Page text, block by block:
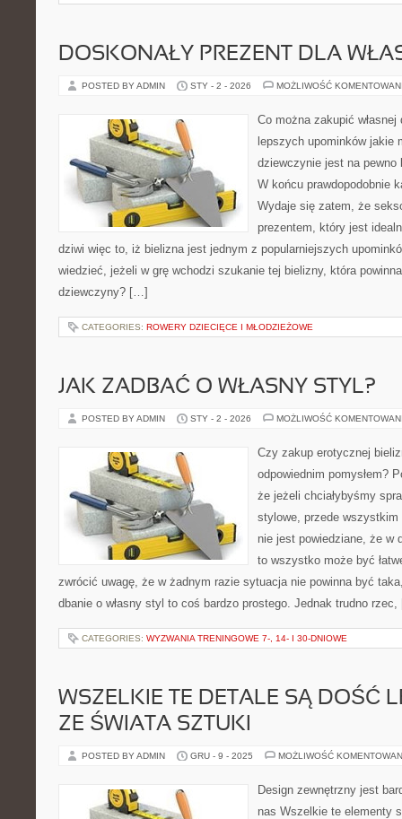
DOSKONAŁY PREZENT DLA
POSTED BY ADMIN STY - 2 - 2026 MOŻLIWOŚĆ
Co można zakupić
lepszych upominków jakie
dziewczynie jest na
W końcu prawdopodobnie
Wydaje się zatem, że
prezentem, który jest
dziwi więc to, iż bielizna jest jednym z popularniejszych
wiedzieć, jeżeli w grę wchodzi szukanie tej bielizny, która
dziewczyny? […]
CATEGORIES: ROWERY DZIECIĘCE I MŁODZIEŻOWE
JAK ZADBAĆ O WŁASNY STYL?
POSTED BY ADMIN STY - 2 - 2026 MOŻLIWOŚĆ
Czy zakup erotycznej
odpowiednim pomysłem?
że jeżeli chciałybyśmy
stylowe, przede
nie jest powiedziane, że w
to wszystko może być
zwrócić uwagę, że w żadnym razie sytuacja nie powinna być
dbanie o własny styl to coś bardzo prostego. Jednak trudno
CATEGORIES: WYZWANIA TRENINGOWE 7-, 14- I 30-DNIOWE
WSZELKIE TE DETALE SĄ DOŚĆ
ZE ŚWIATA SZTUKI
POSTED BY ADMIN GRU - 9 - 2025 MOŻLIWOŚĆ
Design zewnętrzny jest
nas Wszelkie te elementy